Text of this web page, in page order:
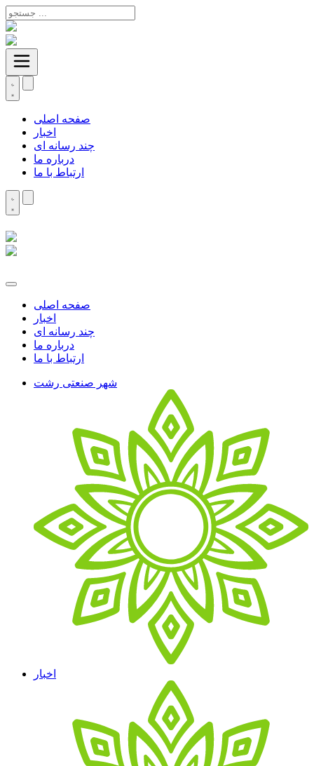
صفحه اصلی
اخبار
چند رسانه ای
درباره ما
ارتباط با ما
صفحه اصلی
اخبار
چند رسانه ای
درباره ما
ارتباط با ما
شهر صنعتی رشت
اخبار